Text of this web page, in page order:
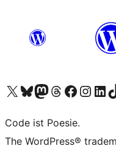
Unser X-Konto (früher Twitter) besuchen
Unser Bluesky-Konto besuchen
Unser Mastodon-Konto besuchen
Unser Threads-Konto besuchen
Unsere Facebook-Seite
UnserUnser
Code ist Poesie.
The WordPress®